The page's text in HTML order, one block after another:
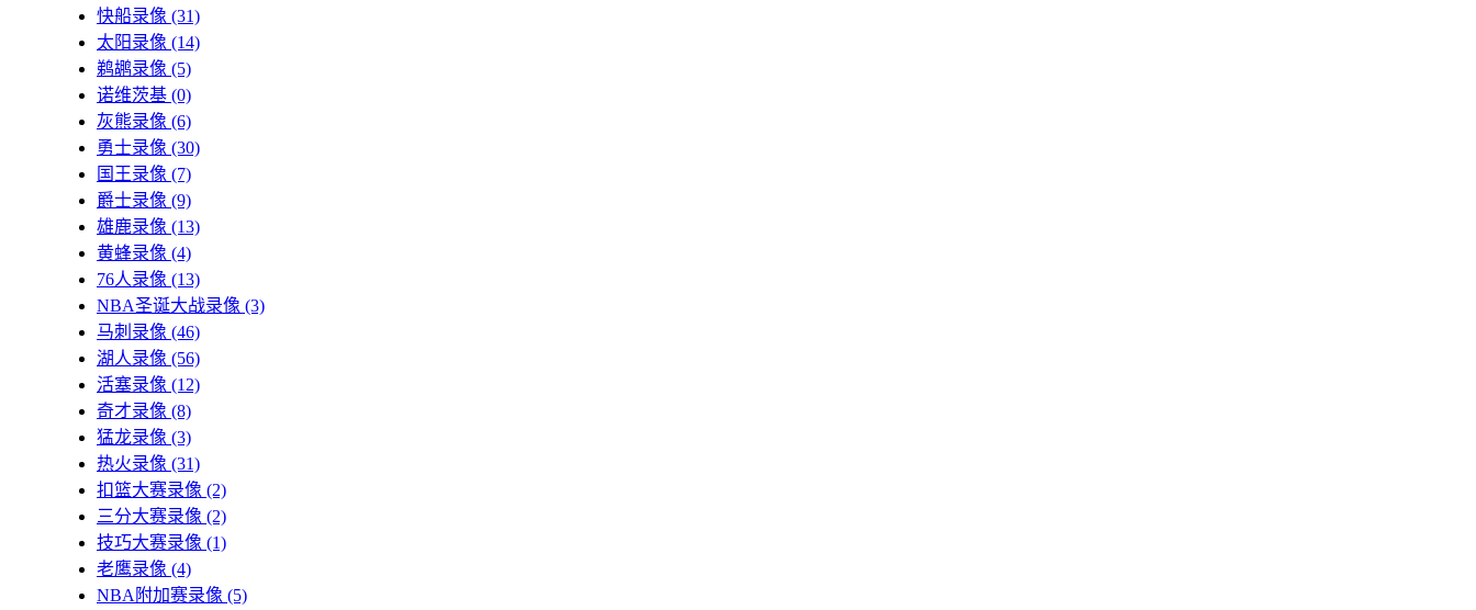
快船录像 (31)
太阳录像 (14)
鹈鹕录像 (5)
诺维茨基 (0)
灰熊录像 (6)
勇士录像 (30)
国王录像 (7)
爵士录像 (9)
雄鹿录像 (13)
黄蜂录像 (4)
76人录像 (13)
NBA圣诞大战录像 (3)
马刺录像 (46)
湖人录像 (56)
活塞录像 (12)
奇才录像 (8)
猛龙录像 (3)
热火录像 (31)
扣篮大赛录像 (2)
三分大赛录像 (2)
技巧大赛录像 (1)
老鹰录像 (4)
NBA附加赛录像 (5)